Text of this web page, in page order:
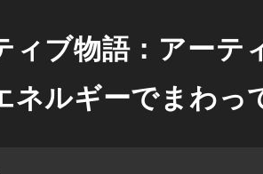
ィブ物語：アー
ネルギーでまわっ